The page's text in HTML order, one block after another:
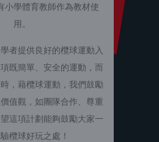
小學體育教師作為教材使
用。
者提供良好的欖球運動入
既簡單、安全的運動，而
，藉欖球運動，我們鼓勵
值觀，如團隊合作、尊重
這項計劃能夠鼓勵大家一
欖球好玩之處！